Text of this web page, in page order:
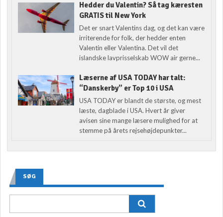
Hedder du Valentin? Så tag kæresten
GRATIS til New York
Det er snart Valentins dag, og det kan være
irriterende for folk, der hedder enten
Valentin eller Valentina. Det vil det
islandske lavprisselskab WOW air gerne...
Læserne af USA TODAY har talt:
“Danskerby” er Top 10 i USA
USA TODAY er blandt de største, og mest
læste, dagblade i USA. Hvert år giver
avisen sine mange læsere mulighed for at
stemme på årets rejsehøjdepunkter...
SØG